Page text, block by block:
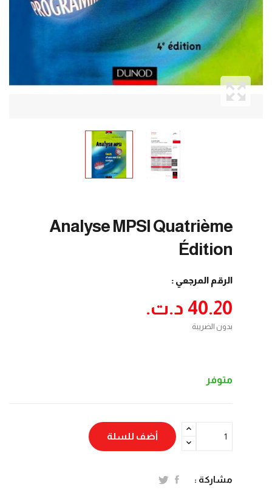
Analyse MPSI Quatrième
Édition
الرقم المرجعي :
40.20 د.ت.‏
بدون الضريبة
متوفر
أضف للسلة
مشاركة :